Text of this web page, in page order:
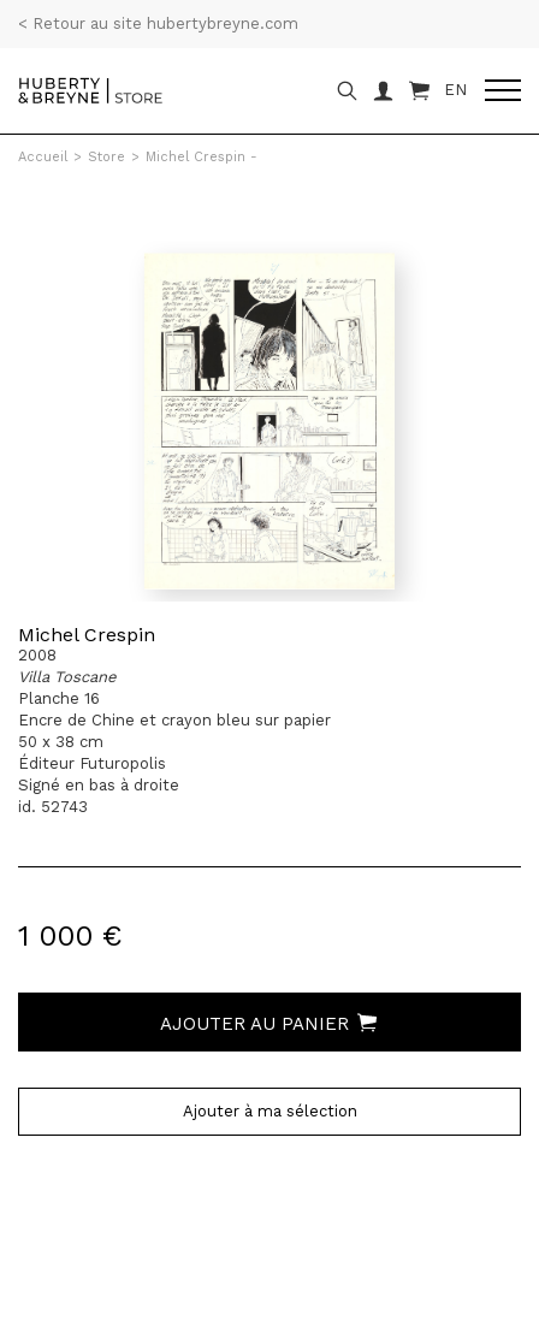
< Retour au site hubertybreyne.com
EN
Accueil > Store > Michel Crespin -
Michel Crespin
2008
Villa Toscane
Planche 16
Encre de Chine et crayon bleu sur papier
50 x 38 cm
Éditeur Futuropolis
Signé en bas à droite
id. 52743
1 000 €
AJOUTER AU PANIER
Ajouter à ma sélection